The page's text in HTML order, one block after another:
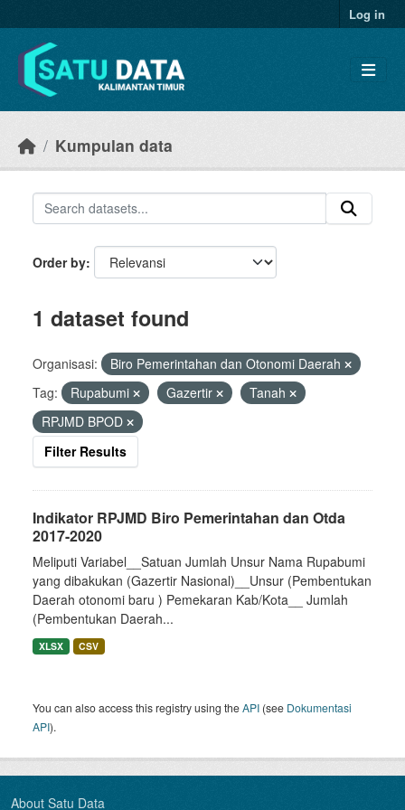
Log in
Kumpulan data
Order by
1 dataset found
Organisasi:
Biro Pemerintahan dan Otonomi Daerah
Tag:
Rupabumi Gazertir
Tanah
RPJMD BPOD
Filter Results
Indikator RPJMD Biro Pemerintahan dan Otda
2017-2020
Meliputi Variabel__Satuan Jumlah Unsur Nama Rupabumi
yang dibakukan (Gazertir Nasional)__Unsur (Pembentukan
Daerah otonomi baru ) Pemekaran Kab/Kota__ Jumlah
(Pembentukan Daerah...
XLSX CSV
You can also access this registry using theAPI (see Dokumentasi
API).
About Satu Data